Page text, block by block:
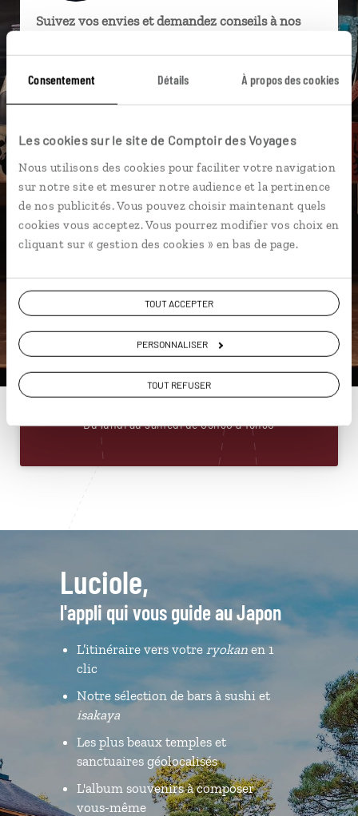
Consentement Détails À propos des cookies
Les cookies sur le site de Comptoir des Voyages
Nous utilisons des cookies pour faciliter votre navigation
sur notre site et mesurer notre audience et la pertinence
de nos publicités. Vous pouvez choisir maintenant quels
cookies vous acceptez. Vous pourrez modifier vos choix en
cliquant sur « gestion des cookies » en bas de page.
TOUT ACCEPTER
PERSONNALISER
TOUT REFUSER
Suivez vos envies et demandez conseils à nos
Ils sauront organiser votre itinéraire au plus
connectés en agence, mais aussi par email ou
téléphone.
Vous gardez le même interlocuteur avant,
pendant et après votre voyage.
DEMANDER UN DEVIS
ou
Construisez votre voyage avec un spécialiste Japon
01 86 95 65 28
Du lundi au samedi de 09h30 à 18h30
Luciole,
l'appli qui vous guide au Japon
L’itinéraire vers votre ryokanen 1
clic
Notre sélection de bars à sushi et
isakaya
Les plus beaux temples et
sanctuaires géolocalisés
L'album souvenirs à composer
vous-même